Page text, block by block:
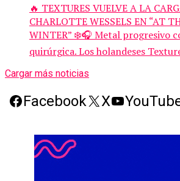
🔥 TEXTURES VUELVE A LA
CHARLOTTE WESSELS EN “AT
WINTER” ❄️🎧 Metal progresivo
quirúrgica. Los holandeses
Cargar más noticias
Facebook X